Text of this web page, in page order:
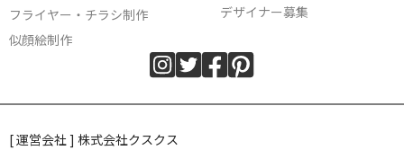
フライヤー・チラシ制作
似顔絵制作
デザイナー募集
[ 運営会社 ] 株式会社クスクス